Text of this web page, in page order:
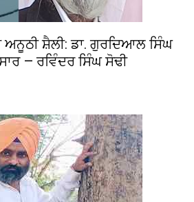
ਸ਼ੈਲੀ: ਡਾ. ਗੁਰਦਿਆਲ ਸਿੰਘ
— ਰਵਿੰਦਰ ਸਿੰਘ ਸੋਢੀ